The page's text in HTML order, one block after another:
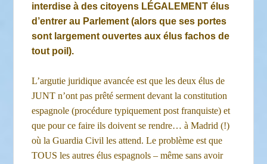
interdise à des citoyens LÉGALEMENT élus
d’entrer au Parlement (alors que ses portes
sont largement ouvertes aux élus fachos de
tout poil).
L’argutie juridique avancée est que les deux élus de
JUNT n’ont pas prêté serment devant la constitution
espagnole (procédure typiquement post franquiste) et
que pour ce faire ils doivent se rendre… à Madrid (!)
où la Guardia Civil les attend. Le problème est que
TOUS les autres élus espagnols – même sans avoir